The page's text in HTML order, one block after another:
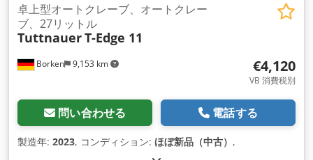
Borken 9,153 km
卓上型オートクレーブ、オートクレー
ブ、27リットル
TuttnauerT-Edge 11
€4,120
VB 消費税別
問い合わせる 電話する
製造年: 2023, コンディション: ほぼ新品（中古） ,